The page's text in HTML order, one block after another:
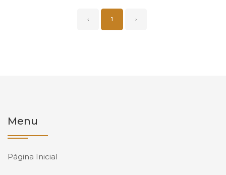
‹ 1 ›
Menu
Página Inicial